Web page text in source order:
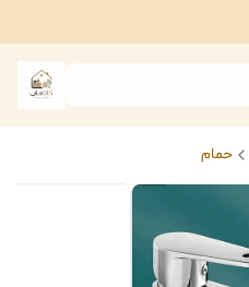
حمام